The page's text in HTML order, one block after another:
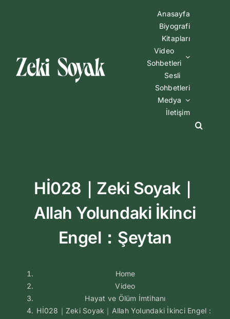
Anasayfa
Biyografi
Kitapları
Video
Sohbetleri
Sesli
Sohbetleri
Medya
İletişim
Hİ028｜Zeki Soyak｜
Allah Yolundaki İkinci
Engel：Şeytan
Home
Video
Hayat ve Ölüm İmtihanı
Hİ028｜Zeki Soyak｜Allah Yolundaki İkinci Engel：